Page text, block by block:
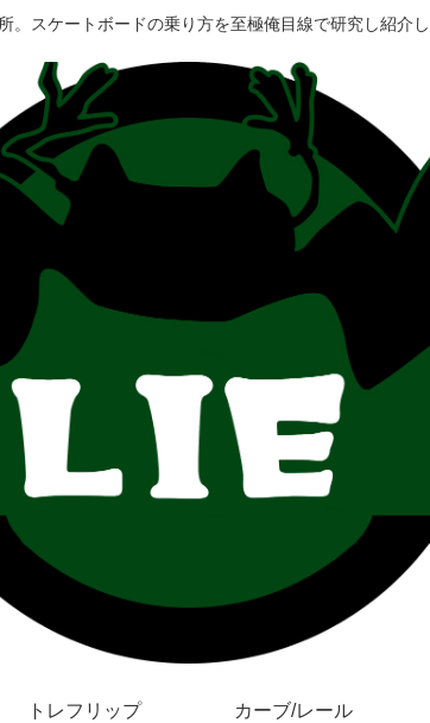
。スケートボードの乗り方を至極俺目線で研究し紹介し
トレフリップ カーブ/レール